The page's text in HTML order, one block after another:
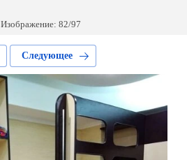
Изображение: 82/97
Следующее